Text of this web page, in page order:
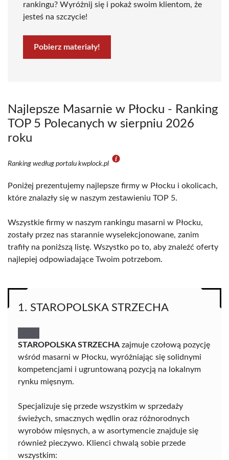
rankingu? Wyróżnij się i pokaż swoim klientom, że
jesteś na szczycie!
Pobierz materiały!
Najlepsze Masarnie w Płocku - Ranking
TOP 5 Polecanych w sierpniu 2026
roku
Ranking według portalu kwplock.pl
Poniżej prezentujemy najlepsze firmy w Płocku i okolicach,
które znalazły się w naszym zestawieniu TOP 5.
Wszystkie firmy w naszym rankingu masarni w Płocku,
zostały przez nas starannie wyselekcjonowane, zanim
trafiły na poniższą listę. Wszystko po to, aby znaleźć oferty
najlepiej odpowiadające Twoim potrzebom.
1. STAROPOLSKA STRZECHA
STAROPOLSKA STRZECHA zajmuje czołową pozycję
wśród masarni w Płocku, wyróżniając się solidnymi
kompetencjami i ugruntowaną pozycją na lokalnym
rynku mięsnym.
Specjalizuje się przede wszystkim w sprzedaży
świeżych, smacznych wędlin oraz różnorodnych
wyrobów mięsnych, a w asortymencie znajduje się
również pieczywo. Klienci chwalą sobie przede
wszystkim: